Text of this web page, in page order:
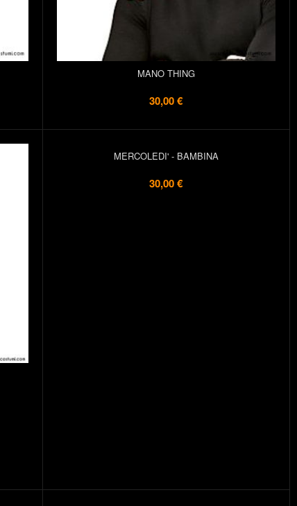
MANO THING
30,00 €
MERCOLEDI' - BAMBINA
30,00 €